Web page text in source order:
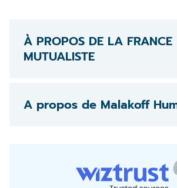
À PROPOS DE LA FRANCE
MUTUALISTE
A propos de Malakoff